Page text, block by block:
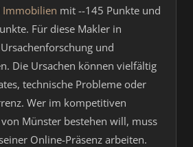
Immobilien mit --145 Punkte und
Für diese Makler in
und
Die Ursachen können vielfältig
technische Probleme oder
Wer im kompetitiven
Münster bestehen will, muss
Online-Präsenz arbeiten.